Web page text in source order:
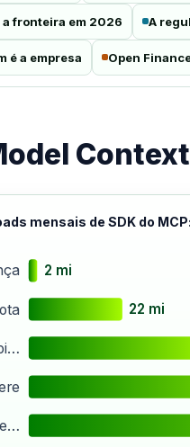
fronteira em 2026 A
é a empresa Open
mensais de SDK do
2 mi
22 mi